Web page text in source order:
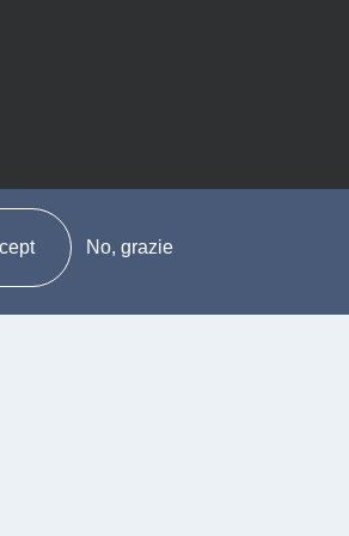
2025/2026
No, grazie